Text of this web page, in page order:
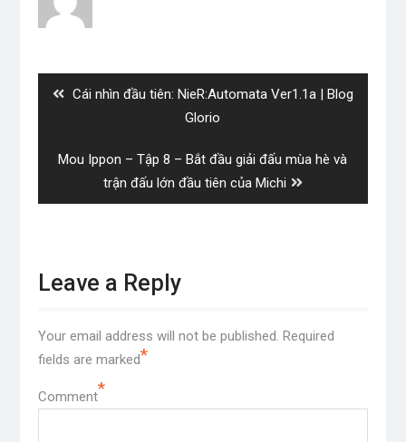
Previous
Cái nhìn đầu tiên: NieR:Automata Ver1.1a | Blog
Glorio
Next
Mou Ippon – Tập 8 – Bắt đầu giải đấu mùa hè và
trận đấu lớn đầu tiên của Michi
Leave a Reply
Your email address will not be published. Required
fields are marked*
Comment*